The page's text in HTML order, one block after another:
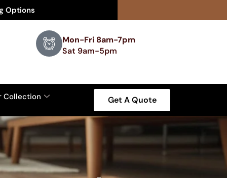
Options
Mon-Fri 8am-7pm
Sat 9am-5pm
Collection Get A Quote